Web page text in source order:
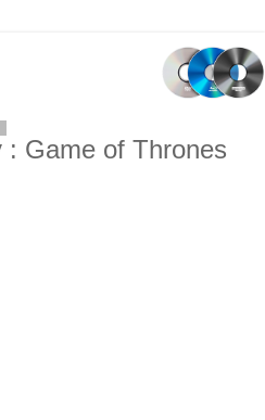
: Game of Thrones